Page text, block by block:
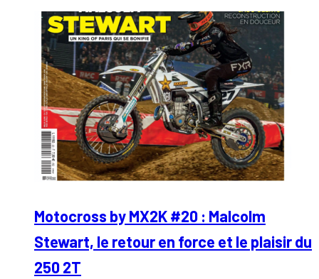
Motocross by MX2K #20 : Malcolm
Stewart, le retour en force et le plaisir du
250 2T